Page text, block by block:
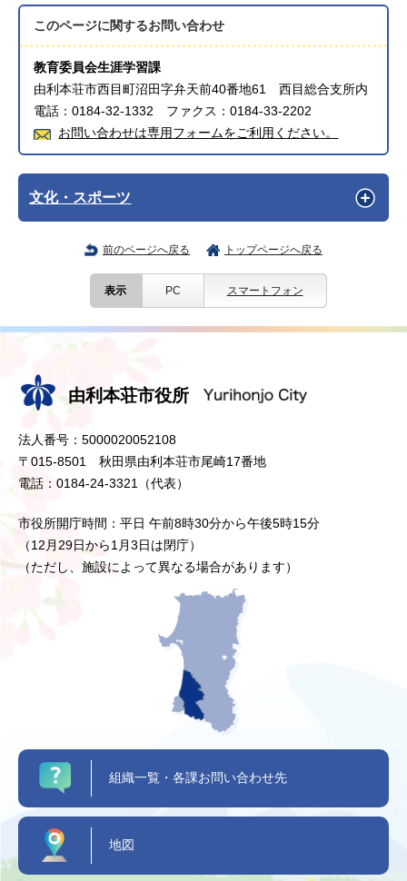
このページに関するお問い合わせ
教育委員会生涯学習課
由利本荘市西目町沼田字弁天前40番地61 西目総合支所内
電話：0184-32-1332 ファクス：0184-33-2202
お問い合わせは専用フォームをご利用ください。
文化・スポーツ
前のページへ戻る トップページへ戻る
表示 PC スマートフォン
由利本荘市役所
法人番号：5000020052108
〒015-8501 秋田県由利本荘市尾崎17番地
電話：0184-24-3321（代表）
市役所開庁時間：平日 午前8時30分から午後5時15分
（12月29日から1月3日は閉庁）
（ただし、施設によって異なる場合があります）
組織一覧・各課お問い合わせ先
地図